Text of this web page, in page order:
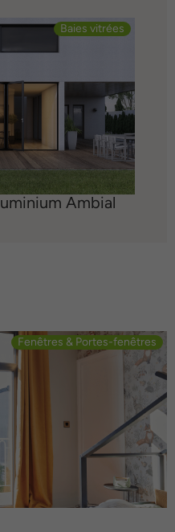
Ambial
Baies vitrées
Fenêtres & Portes-fenêtres